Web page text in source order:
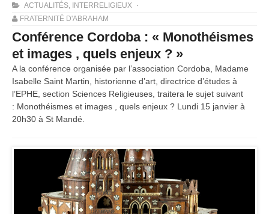
ACTUALITÉS, INTERRELIGIEUX
FRATERNITÉ D'ABRAHAM
Conférence Cordoba : « Monothéismes
et images , quels enjeux ? »
A la conférence organisée par l’association Cordoba, Madame
Isabelle Saint Martin, historienne d’art, directrice d’études à
l’EPHE, section Sciences Religieuses, traitera le sujet suivant
: Monothéismes et images , quels enjeux ? Lundi 15 janvier à
20h30 à St Mandé.